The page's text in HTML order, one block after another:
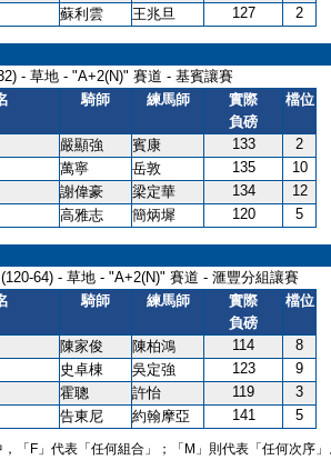
蘇利雲 王兆旦 127 2
- 草地 - "A+2(N)" 賽道 - 基賓讓賽
騎師 練馬師
實際
負磅
檔位
嚴顯強 賓康 133
2
萬寧 岳敦 135
10
謝偉豪 梁定華 134
12
高雅志 簡炳墀 120 5
64) - 草地 - "A+2(N)" 賽道 - 滙豐分組讓賽
騎師 練馬師
實際
負磅
檔位
陳家俊 陳柏鴻 114
8
史卓棟 吳定強 123
9
霍聰 許怡 119
3
告東尼 約翰摩亞 141 5
「F」代表「任何組合」；「M」則代表「任何次序